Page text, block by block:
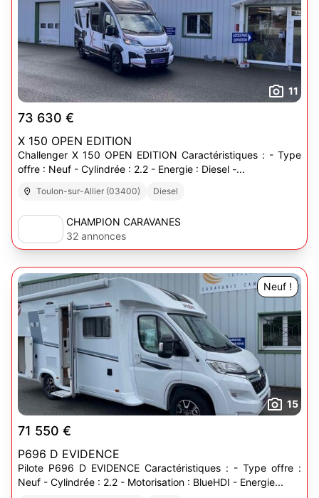
11
73 630 €
X 150 OPEN EDITION
Challenger X 150 OPEN EDITION Caractéristiques : - Type
offre : Neuf - Cylindrée : 2.2 - Energie : Diesel -...
Toulon-sur-Allier (03400) Diesel
CHAMPION CARAVANES
32 annonces
Neuf !
15
71 550 €
P696 D EVIDENCE
Pilote P696 D EVIDENCE Caractéristiques : - Type offre :
Neuf - Cylindrée : 2.2 - Motorisation : BlueHDI - Energie...